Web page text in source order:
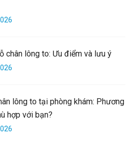
chân lông to: Ưu điểm và lưu ý
lông to tại phòng khám: Phương
hợp với bạn?